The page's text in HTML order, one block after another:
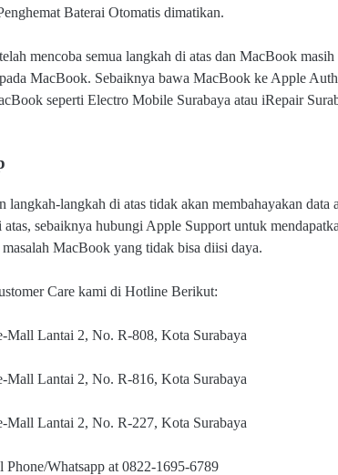
Baterai Otomatis dimatikan.
mencoba semua langkah di atas dan MacBook
MacBook. Sebaiknya bawa MacBook ke Apple
seperti Electro Mobile Surabaya atau iRepair
langkah-langkah di atas tidak akan membahayakan
atas, sebaiknya hubungi Apple Support untuk
masalah MacBook yang tidak bisa diisi daya.
Care kami di Hotline Berikut:
Mall Lantai 2, No. R-808, Kota Surabaya
Mall Lantai 2, No. R-816, Kota Surabaya
Mall Lantai 2, No. R-227, Kota Surabaya
Phone/Whatsapp at 0822-1695-6789